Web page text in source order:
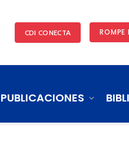
CDI CONECTA ROMPE
PUBLICACIONES